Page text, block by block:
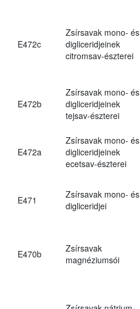
E472c
Zsírsavak mono- és
digliceridjeinek
citromsav-észterei
E472b
Zsírsavak mono- és
digliceridjeinek
tejsav-észterei
E472a
Zsírsavak mono- és
digliceridjeinek
ecetsav-észterei
E471
Zsírsavak mono- és
digliceridjei
E470b
Zsírsavak
magnéziumsói